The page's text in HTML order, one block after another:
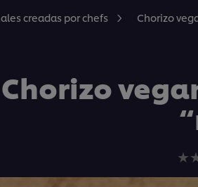
creadas por chefs Chorizo
Chorizo